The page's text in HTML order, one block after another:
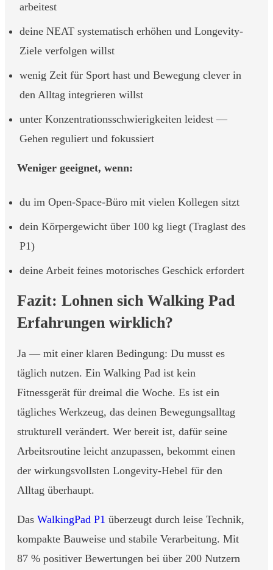
arbeitest
deine NEAT systematisch erhöhen und Longevity-
Ziele verfolgen willst
wenig Zeit für Sport hast und Bewegung clever in
den Alltag integrieren willst
unter Konzentrationsschwierigkeiten leidest —
Gehen reguliert und fokussiert
Weniger geeignet, wenn:
du im Open-Space-Büro mit vielen Kollegen sitzt
dein Körpergewicht über 100 kg liegt (Traglast des
P1)
deine Arbeit feines motorisches Geschick erfordert
Fazit: Lohnen sich Walking Pad
Erfahrungen wirklich?
Ja — mit einer klaren Bedingung: Du musst es
täglich nutzen. Ein Walking Pad ist kein
Fitnessgerät für dreimal die Woche. Es ist ein
tägliches Werkzeug, das deinen Bewegungsalltag
strukturell verändert. Wer bereit ist, dafür seine
Arbeitsroutine leicht anzupassen, bekommt einen
der wirkungsvollsten Longevity-Hebel für den
Alltag überhaupt.
Das WalkingPad P1 überzeugt durch leise Technik,
kompakte Bauweise und stabile Verarbeitung. Mit
87 % positiver Bewertungen bei über 200 Nutzern